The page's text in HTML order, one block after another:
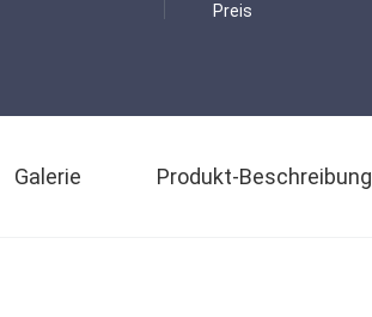
Preis
Galerie Produkt-Beschreibung